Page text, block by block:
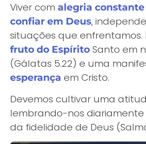
Viver com alegria
confiar em Deus,
situações que enfrentamos.
fruto do Espírito Santo em
(Gálatas 5.22) e uma
esperança em Cristo.
Devemos cultivar uma
lembrando-nos
da fidelidade de Deus